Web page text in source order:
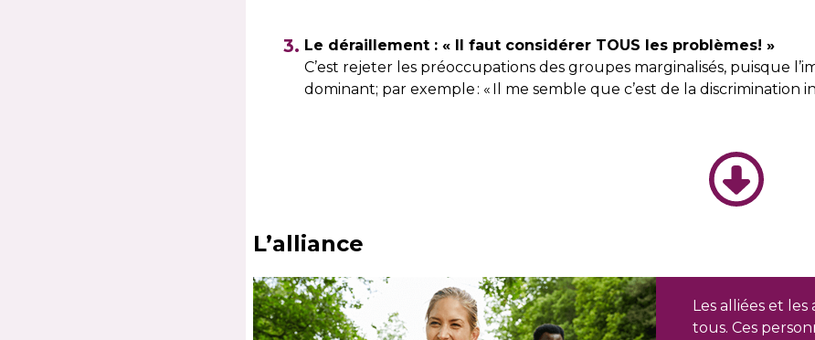
Le déraillement : « Il faut considérer TOUS les problèmes! »
C’est rejeter les préoccupations des groupes marginalisés, puisque
dominant; par exemple : « Il me semble que c’est de la discrimination
L’alliance
Les alliées et
tous. Ces